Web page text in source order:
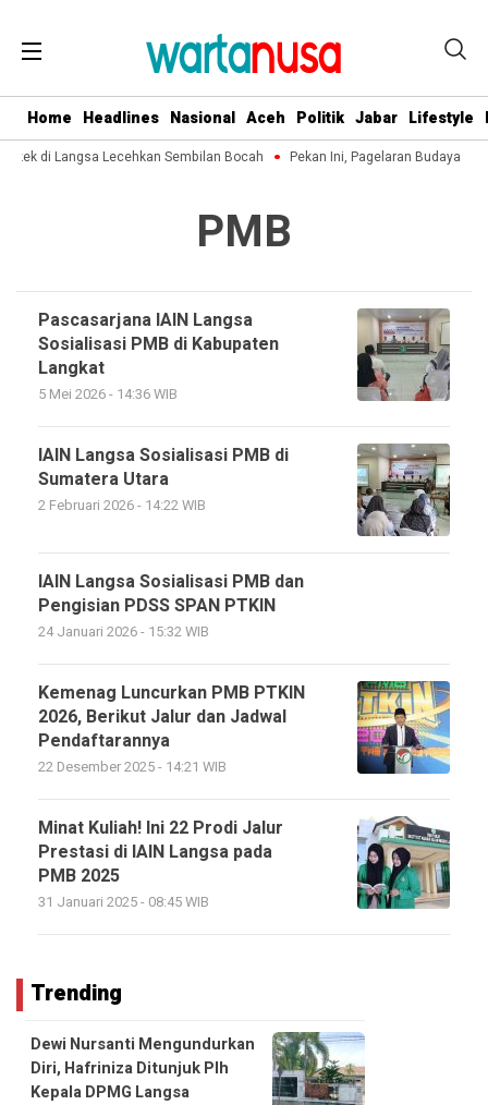
Home Headlines Nasional Aceh Politik Jabar Lifestyle
di Langsa Lecehkan Sembilan Bocah Pekan Ini, Pagelaran Budaya
PMB
Pascasarjana IAIN Langsa
Sosialisasi PMB di Kabupaten
Langkat
5 Mei 2026 - 14:36 WIB
IAIN Langsa Sosialisasi PMB di
Sumatera Utara
2 Februari 2026 - 14:22 WIB
IAIN Langsa Sosialisasi PMB dan
Pengisian PDSS SPAN PTKIN
24 Januari 2026 - 15:32 WIB
Kemenag Luncurkan PMB PTKIN
2026, Berikut Jalur dan Jadwal
Pendaftarannya
22 Desember 2025 - 14:21 WIB
Minat Kuliah! Ini 22 Prodi Jalur
Prestasi di IAIN Langsa pada
PMB 2025
31 Januari 2025 - 08:45 WIB
Trending
Dewi Nursanti Mengundurkan
Diri, Hafriniza Ditunjuk Plh
Kepala DPMG Langsa